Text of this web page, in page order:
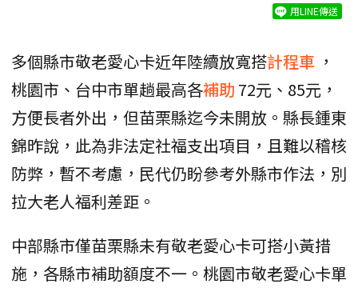
用LINE傳送
多個縣市敬老愛心卡近年陸續放寬搭計程車 ，
桃園市、台中市單趟最高各補助 72元、85元，
方便長者外出，但苗栗縣迄今未開放。縣長鍾東
錦昨說，此為非法定社福支出項目，且難以稽核
防弊，暫不考慮，民代仍盼參考外縣市作法，別
拉大老人福利差距。
中部縣市僅苗栗縣未有敬老愛心卡可搭小黃措
施，各縣市補助額度不一。桃園市敬老愛心卡單